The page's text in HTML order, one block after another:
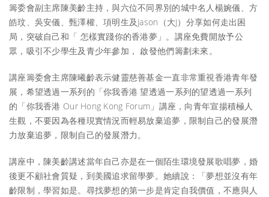
籌委會副主席陳美齡主持，與六位不同界別的城中名人楊婉儀、方
皓玟、吳安儀、甄澤權、項明生及Jason（大J）分享如何走出困
局，突破自己和「 怎樣實踐你的香港夢」。講座免費開放予公
眾，吸引不少學生及青少年參加， 啟發他們籌劃未來。
講座籌委會主席陳曦齡表示健靈慈善基金一直非常重視香港青年發
展，希望透過一系列的「你我香港 望透過一系列的望透過一系列
的「你我香港 Our Hong Kong Forum」講座，向青年宣揚積極人
生觀，不要因為各種現實情況而輕易放棄追夢，限制自己的發展潛
力放棄追夢，限制自己的發展潛力。
講座中，陳美齡講述當年自己亦是在一個陌生環境發展歌唱夢，婚
後更不顧社會質疑，到美國追求留學夢。她續說：「夢想並沒有年
齡限制，學習如是。尋找夢想的第一步是肯定自我價值，不應與人